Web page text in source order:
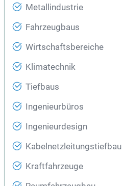
Metallindustrie
Fahrzeugbaus
Wirtschaftsbereiche
Klimatechnik
Tiefbaus
Ingenieurbüros
Ingenieurdesign
Kabelnetzleitungstiefbau
Kraftfahrzeuge